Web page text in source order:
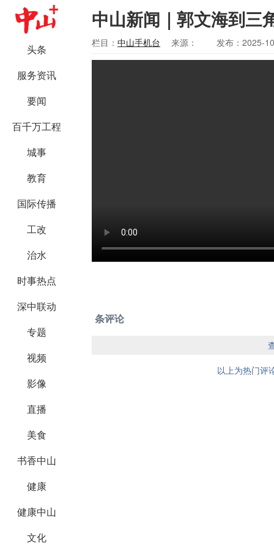
头条
服务资讯
要闻
百千万工程
城事
教育
国际传播
工改
治水
时事热点
深中联动
专题
视频
影像
直播
美食
书香中山
健康
健康中山
文化
中山新闻｜郭文海到三
栏目： 中山手机台 来源： 发布：2025-
条评论
以上为热门评